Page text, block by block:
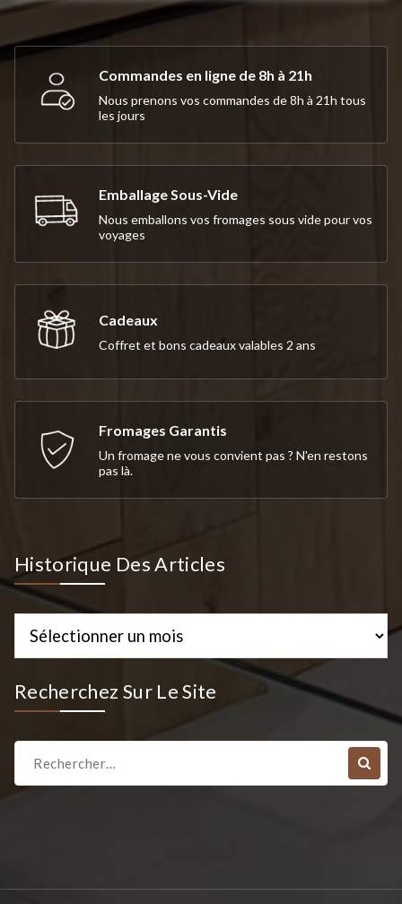
Commandes en ligne de 8h à 21h
Nous prenons vos commandes de 8h à 21h tous
les jours
Emballage Sous-Vide
Nous emballons vos fromages sous vide pour vos
voyages
Cadeaux
Coffret et bons cadeaux valables 2 ans
Fromages Garantis
Un fromage ne vous convient pas ? N'en restons
pas là.
Historique Des Articles
Historique
Recherchez Sur Le Site
pour :